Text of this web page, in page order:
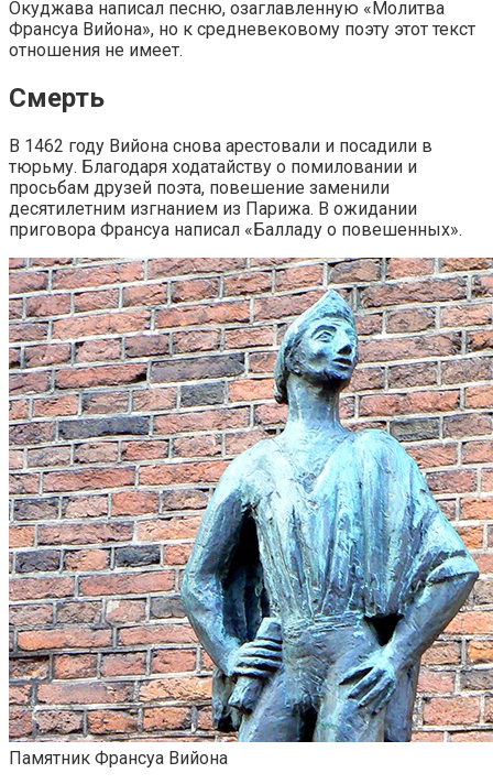
Окуджава написал песню, озаглавленную «Молитва
Франсуа Вийона», но к средневековому поэту этот текст
отношения не имеет.
Смерть
В 1462 году Вийона снова арестовали и посадили в
тюрьму. Благодаря ходатайству о помиловании и
просьбам друзей поэта, повешение заменили
десятилетним изгнанием из Парижа. В ожидании
приговора Франсуа написал «Балладу о повешенных».
Памятник Франсуа Вийона